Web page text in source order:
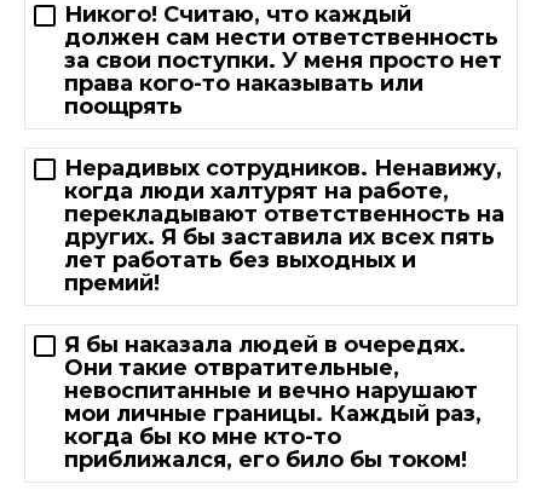
Никого! Считаю, что каждый
должен сам нести ответственность
за свои поступки. У меня просто нет
права кого-то наказывать или
поощрять
Нерадивых сотрудников. Ненавижу,
когда люди халтурят на работе,
перекладывают ответственность на
других. Я бы заставила их всех пять
лет работать без выходных и
премий!
Я бы наказала людей в очередях.
Они такие отвратительные,
невоспитанные и вечно нарушают
мои личные границы. Каждый раз,
когда бы ко мне кто-то
приближался, его било бы током!